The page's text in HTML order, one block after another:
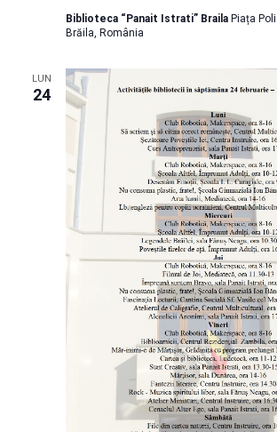
Biblioteca “Panait Istrati” Braila Piața
Brăila, România
LUN
24